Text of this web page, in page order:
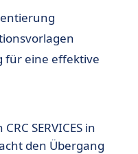
für eine effektive
CRC SERVICES in
den Übergang